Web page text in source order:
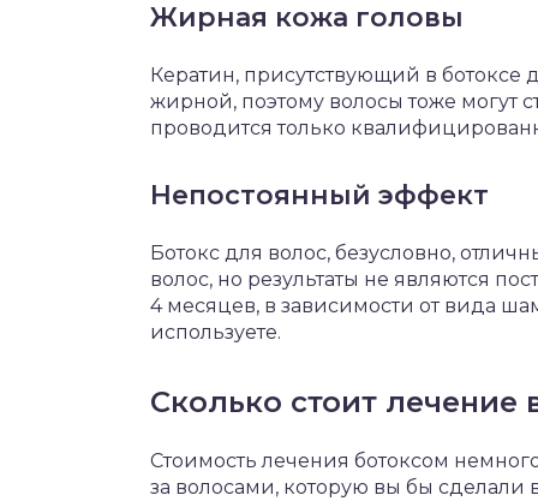
Жирная кожа головы
Кератин, присутствующий в ботоксе
жирной, поэтому волосы тоже могут
проводится только
Непостоянный эффект
Ботокс для волос, безусловно,
волос, но результаты не являются
4 месяцев, в зависимости от вида
используете.
Сколько стоит лечение
Стоимость лечения ботоксом
за волосами, которую вы бы сделали